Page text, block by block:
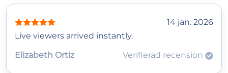
14 jan. 2026
Live viewers arrived instantly.
Elizabeth Ortiz
Verifierad recension